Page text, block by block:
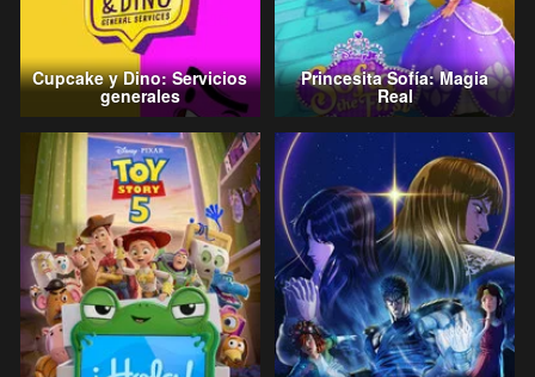
Cupcake y Dino: Servicios
generales
Princesita Sofía: Magia
Real